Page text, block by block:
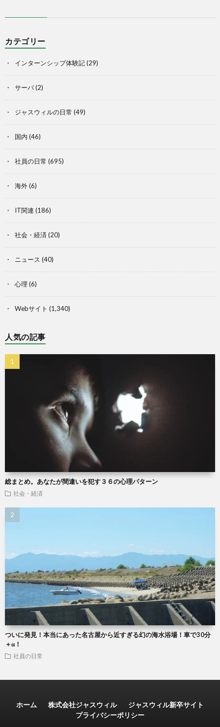
カテゴリー
インターンシップ体験記(29)
サーバ(2)
ジャスウィルの日常 (49)
国内 (46)
社員の日常 (695)
海外(6)
IT関連 (186)
社会・経済 (20)
ニュース (40)
心理 (6)
Webサイト (1,340)
人気の記事
総まとめ。あなたが間違いを犯す３６の心理パターン
社会・経済
ついに発見！本当にあった名古屋から近すぎる幻の海水浴場！車で30分
＋α！
社員の日常
ホーム 株式会社ジャスウィル
ジャスウィル新卒サイト
プライバシーポリシー